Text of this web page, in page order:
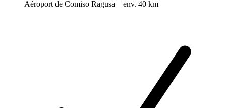
Aéroport de Comiso Ragusa – env. 40 km